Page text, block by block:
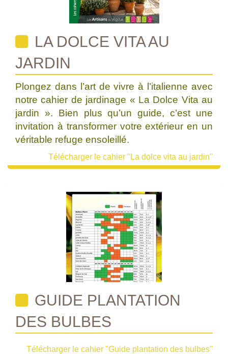
LA DOLCE VITA AU
JARDIN
Plongez dans l’art de vivre à l’italienne avec
notre cahier de jardinage « La Dolce Vita au
jardin ». Bien plus qu’un guide, c’est une
invitation à transformer votre extérieur en un
véritable refuge ensoleillé.
Télécharger le cahier "La dolce vita au jardin"
GUIDE PLANTATION
DES BULBES
Télécharger le cahier "Guide plantation des bulbes"